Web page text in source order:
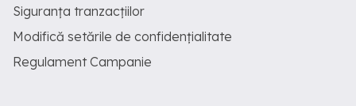
Siguranța tranzacțiilor
Modifică setările de confidențialitate
Regulament Campanie